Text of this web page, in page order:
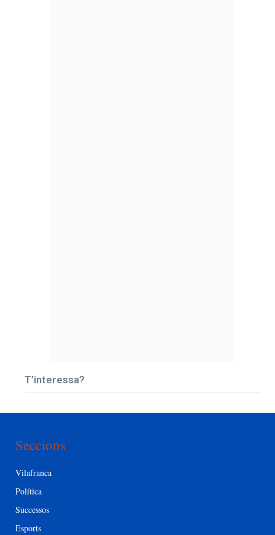
T’interessa?
Seccions
Vilafranca
Política
Successos
Esports